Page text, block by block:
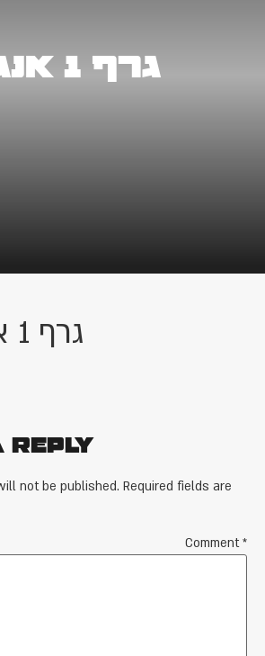
גרף 1 אנגלית (1)
גרף 1 אנגלית (1)
Reply
not be published. Required fields are
Comment*